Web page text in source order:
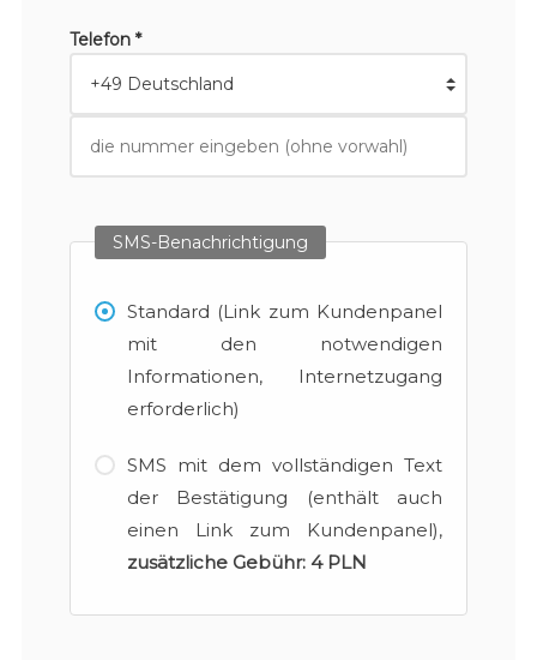
Telefon *
SMS-Benachrichtigung
Standard (Link zum Kundenpanel
mit den notwendigen
Informationen, Internetzugang
erforderlich)
SMS mit dem vollständigen Text
der Bestätigung (enthält auch
einen Link zum Kundenpanel),
zusätzliche Gebühr: 4 PLN